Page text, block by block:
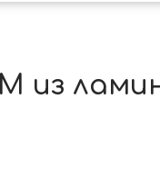
SP1-75E
из